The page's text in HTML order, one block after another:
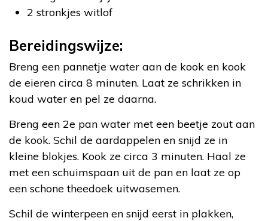
2 stronkjes witlof
Bereidingswijze:
Breng een pannetje water aan de kook en kook
de eieren circa 8 minuten. Laat ze schrikken in
koud water en pel ze daarna.
Breng een 2e pan water met een beetje zout aan
de kook. Schil de aardappelen en snijd ze in
kleine blokjes. Kook ze circa 3 minuten. Haal ze
met een schuimspaan uit de pan en laat ze op
een schone theedoek uitwasemen.
Schil de winterpeen en snijd eerst in plakken,